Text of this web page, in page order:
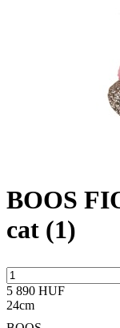
BOOS
cat (1)
5 890 HUF
24cm